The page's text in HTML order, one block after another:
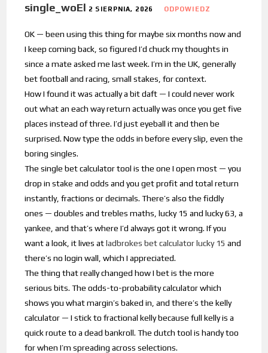
single_woEl 2 SIERPNIA, 2026 ODPOWIEDZ
OK — been using this thing for maybe six months now and
I keep coming back, so figured I’d chuck my thoughts in
since a mate asked me last week. I’m in the UK, generally
bet football and racing, small stakes, for context.
How I found it was actually a bit daft — I could never work
out what an each way return actually was once you get five
places instead of three. I’d just eyeball it and then be
surprised. Now type the odds in before every slip, even the
boring singles.
The single bet calculator tool is the one I open most — you
drop in stake and odds and you get profit and total return
instantly, fractions or decimals. There’s also the fiddly
ones — doubles and trebles maths, lucky 15 and lucky 63, a
yankee, and that’s where I’d always got it wrong. If you
want a look, it lives atladbrokes bet calculator lucky 15 and
there’s no login wall, which I appreciated.
The thing that really changed how I bet is the more
serious bits. The odds-to-probability calculator which
shows you what margin’s baked in, and there’s the kelly
calculator — I stick to fractional kelly because full kelly is a
quick route to a dead bankroll. The dutch tool is handy too
for when I’m spreading across selections.